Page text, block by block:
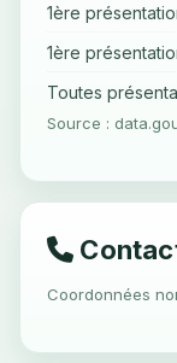
1ère
1ère
Toutes
Source :
Coordonnées